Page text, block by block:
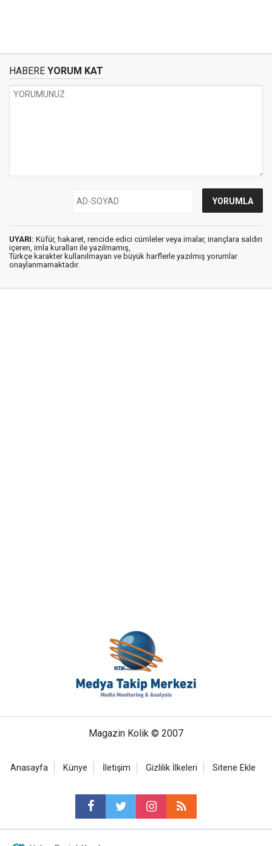
HABERE YORUM KAT
UYARI: Küfür, hakaret, rencide edici cümleler veya imalar, inançlara saldırı
içeren, imla kuralları ile yazılmamış,
Türkçe karakter kullanılmayan ve büyük harflerle yazılmış yorumlar
onaylanmamaktadır.
Magazin Kolik © 2007
Anasayfa Künye İletişim Gizlilik İlkeleri Sitene Ekle